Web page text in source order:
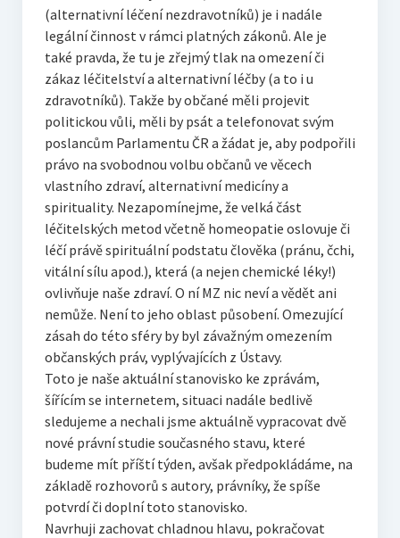
(alternativní léčení nezdravotníků) je i nadále
legální činnost v rámci platných zákonů. Ale je
také pravda, že tu je zřejmý tlak na omezení či
zákaz léčitelství a alternativní léčby (a to i u
zdravotníků). Takže by občané měli projevit
politickou vůli, měli by psát a telefonovat svým
poslancům Parlamentu ČR a žádat je, aby podpořili
právo na svobodnou volbu občanů ve věcech
vlastního zdraví, alternativní medicíny a
spirituality. Nezapomínejme, že velká část
léčitelských metod včetně homeopatie oslovuje či
léčí právě spirituální podstatu člověka (pránu, čchi,
vitální sílu apod.), která (a nejen chemické léky!)
ovlivňuje naše zdraví. O ní MZ nic neví a vědět ani
nemůže. Není to jeho oblast působení. Omezující
zásah do této sféry by byl závažným omezením
občanských práv, vyplývajících z Ústavy.
Toto je naše aktuální stanovisko ke zprávám,
šířícím se internetem, situaci nadále bedlivě
sledujeme a nechali jsme aktuálně vypracovat dvě
nové právní studie současného stavu, které
budeme mít příští týden, avšak předpokládáme, na
základě rozhovorů s autory, právníky, že spíše
potvrdí či doplní toto stanovisko.
Navrhuji zachovat chladnou hlavu, pokračovat